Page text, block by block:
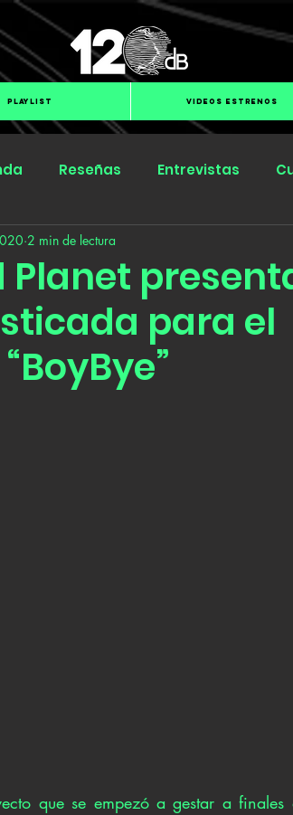
PLAYLIST VIDEOS ESTRENOS
Reseñas Entrevistas
Groover
Planet
para el
2 min de lectura
que se empezó a gestar a